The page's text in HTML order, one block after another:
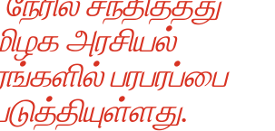
அரசியல்
பரபரப்பை